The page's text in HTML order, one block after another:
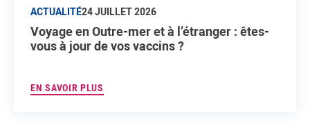
ACTUALITÉ24 JUILLET 2026
Voyage en Outre-mer et à l’étranger : êtes-
vous à jour de vos vaccins ?
EN SAVOIR PLUS